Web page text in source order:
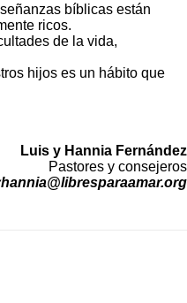
bíblicas están
ricos.
de la vida,
hijos es un hábito que
Luis y Hannia Fernández
Pastores y consejeros